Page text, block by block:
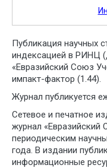
Публикация научных
индексацией в РИНЦ
«Евразийский Союз
импакт-фактор (1.44).
Журнал публикуется
Сетевое и печатное
журнал «Евразийский
периодическим
года. В издании
информационные